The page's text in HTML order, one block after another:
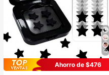
10
Ahorro de $476